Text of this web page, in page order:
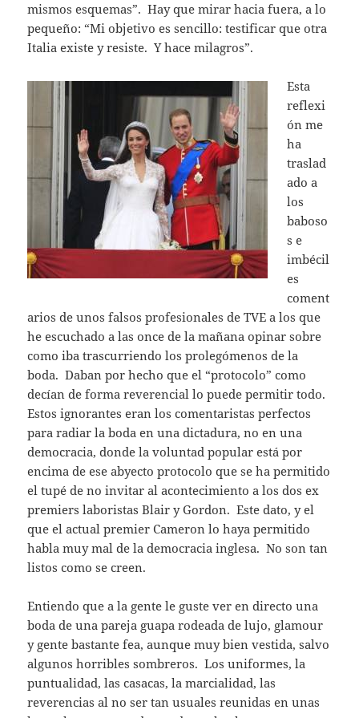
mismos esquemas”. Hay que mirar hacia fuera, a lo
pequeño: “Mi objetivo es sencillo: testificar que otra
Italia existe y resiste. Y hace milagros”.
Esta
reflexi
ón me
ha
traslad
ado a
los
baboso
s e
imbécil
es
coment
arios de unos falsos profesionales de TVE a los que
he escuchado a las once de la mañana opinar sobre
como iba trascurriendo los prolegómenos de la
boda. Daban por hecho que el “protocolo” como
decían de forma reverencial lo puede permitir todo.
Estos ignorantes eran los comentaristas perfectos
para radiar la boda en una dictadura, no en una
democracia, donde la voluntad popular está por
encima de ese abyecto protocolo que se ha permitido
el tupé de no invitar al acontecimiento a los dos ex
premiers laboristas Blair y Gordon. Este dato, y el
que el actual premier Cameron lo haya permitido
habla muy mal de la democracia inglesa. No son tan
listos como se creen.
Entiendo que a la gente le guste ver en directo una
boda de una pareja guapa rodeada de lujo, glamour
y gente bastante fea, aunque muy bien vestida, salvo
algunos horribles sombreros. Los uniformes, la
puntualidad, las casacas, la marcialidad, las
reverencias al no ser tan usuales reunidas en unas